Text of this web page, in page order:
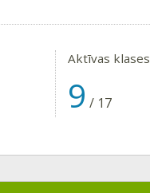
Aktīvas klases
9 / 17